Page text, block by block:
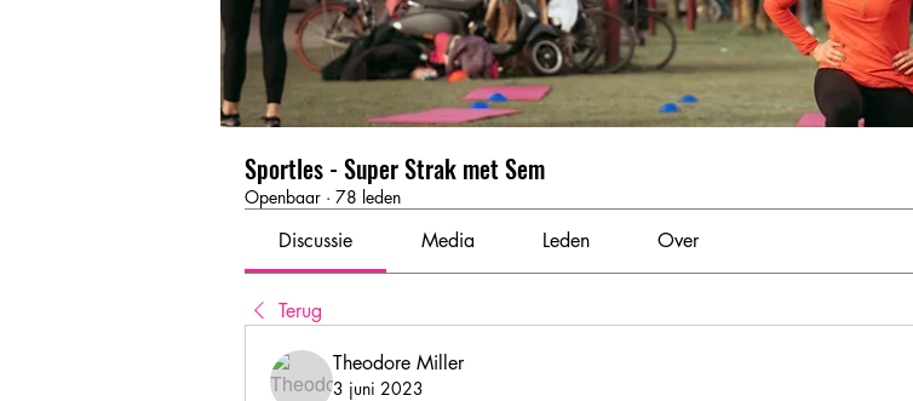
Sportles - Super Strak met Sem
Openbaar · 78 leden
Discussie Media Leden Over
Terug
Theodore Miller
3 juni 2023